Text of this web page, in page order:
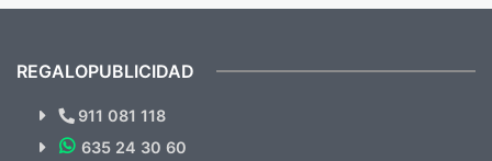
¿Quieres ver nuestras últimas
Novedades y Ofertas?
REGALOPUBLICIDAD
911 081 118
635 24 30 60